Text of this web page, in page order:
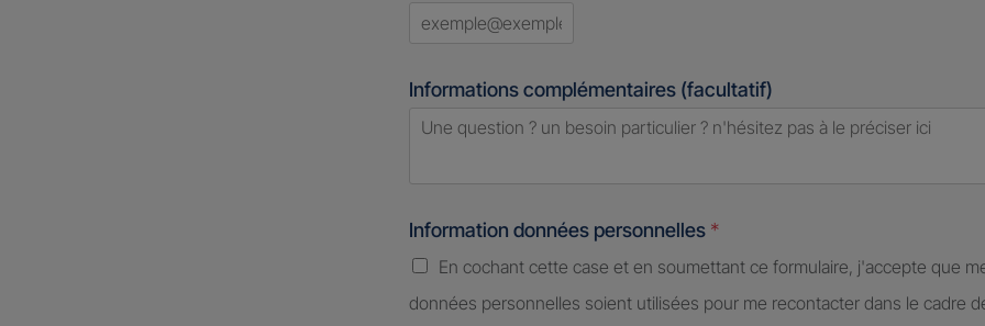
Informations complémentaires (facultatif)
Information données personnelles *
En cochant cette case et en soumettant ce formulaire, j'accepte que
données personnelles soient utilisées pour me recontacter dans le cadre